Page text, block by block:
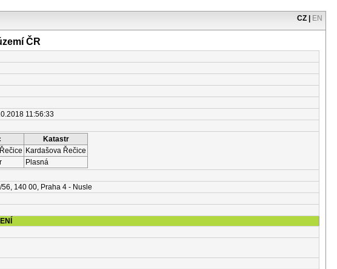
CZ EN
ČR
11:56:33
Katastr
Kardašova Řečice
Plasná
140 00, Praha 4 - Nusle